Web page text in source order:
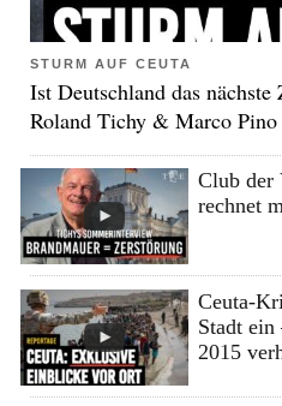
STURM AUF CEUTA
Ist Deutschland das
Roland Tichy & Marco Pino
Club der
rechnet
Ceuta-
Stadt ein
2015